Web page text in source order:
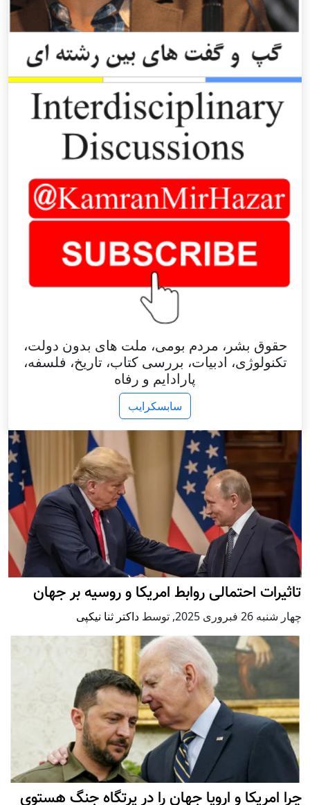
حقوق بشر، مردم بومی، ملت های بدون دولت،
تکنولوژی، ادبیات، بررسی کتاب، تاریخ، فلسفه،
پارادایم و رفاه
سابسکرایب
تاثیرات احتمالی روابط امریکا و روسیه بر جهان
چهار شنبه 26 فبروری 2025 , توسط داکتر ثنا نیکپی
چرا امریکا و اروپا جهان را در پرتگاه جنگ هستوی